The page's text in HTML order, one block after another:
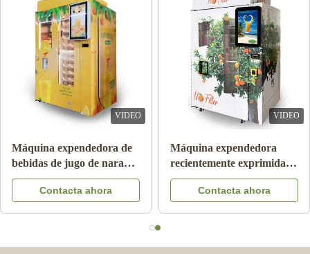
VIDEO
Máquina expendedora de
bebidas de jugo de naranja
de 24 horas
Contacta ahora
VIDEO
Máquina expendedora
recientemente exprimida
automática del zumo de
naranja para el anuncio
Contacta ahora